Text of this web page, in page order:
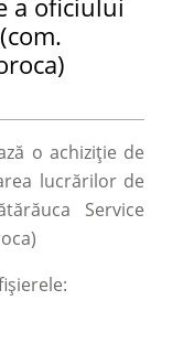
a oficiului
o achiziție de
lucrărilor de
Service